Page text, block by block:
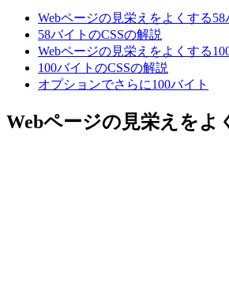
Webページの見栄えをよくする58
58バイトのCSSの解説
Webページの見栄えをよくする
100バイトのCSSの解説
オプションでさらに100バイト
Webページの見栄えをよ